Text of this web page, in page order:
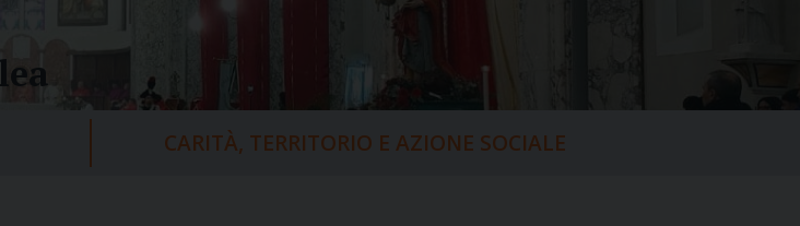
CARITÀ, TERRITORIO E AZIONE SOCIALE